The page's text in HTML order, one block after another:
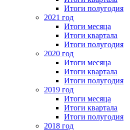
Итоги полугодия
2021 год
Итоги месяца
Итоги квартала
Итоги полугодия
2020 год
Итоги месяца
Итоги квартала
Итоги полугодия
2019 год
Итоги месяца
Итоги квартала
Итоги полугодия
2018 год